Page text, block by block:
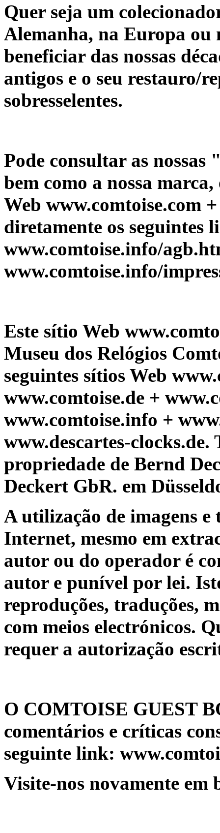
Quer seja um
Alemanha, na Europa ou
beneficiar das nossas
antigos e o seu restauro/
sobresselentes.
Pode consultar as
bem como a nossa
Web www.comtoise.com
diretamente os seguintes
www.comtoise.info/
www.comtoise.info/
Este sítio Web
Museu dos Relógios
seguintes sítios Web
www.comtoise.de +
www.comtoise.info +
www.descartes-clocks.de.
propriedade de Bernd
Deckert GbR. em
A utilização de imagens e
Internet, mesmo em
autor ou do operador é
autor e punível por lei.
reproduções, traduções,
com meios electrónicos.
requer a autorização
O COMTOISE GUEST
comentários e críticas
seguinte link:
Visite-nos novamente em